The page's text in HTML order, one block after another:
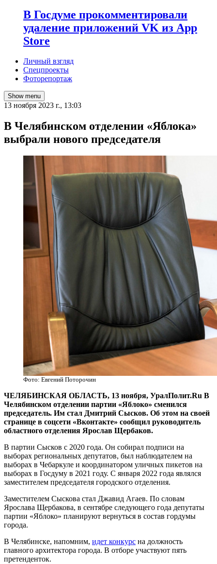
В Госдуме прокомментировали
удаление приложений VK из App
Store
Личный взгляд
Спецпроекты
Фоторепортаж
Show menu
13 ноября 2023 г., 13:03
В Челябинском отделении «Яблока»
выбрали нового председателя
Фото: Евгений Поторочин
ЧЕЛЯБИНСКАЯ ОБЛАСТЬ, 13 ноября, УралПолит.Ru В
Челябинском отделении партии «Яблоко» сменился
председатель. Им стал Дмитрий Сысков. Об этом на своей
странице в соцсети «Вконтакте» сообщил руководитель
областного отделения Ярослав Щербаков.
В партии Сысков с 2020 года. Он собирал подписи на
выборах региональных депутатов, был наблюдателем на
выборах в Чебаркуле и координатором уличных пикетов на
выборах в Госдуму в 2021 году. С января 2022 года являлся
заместителем председателя городского отделения.
Заместителем Сыскова стал Джавид Агаев. По словам
Ярослава Щербакова, в сентябре следующего года депутаты
партии «Яблоко» планируют вернуться в состав гордумы
города.
В Челябинске, напомним, идет конкурс на должность
главного архитектора города. В отборе участвуют пять
претенденток.